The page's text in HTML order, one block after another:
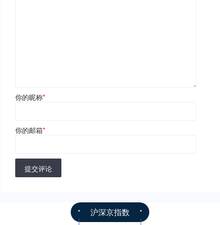
你的昵称*
你的邮箱*
提交评论
沪深京指数